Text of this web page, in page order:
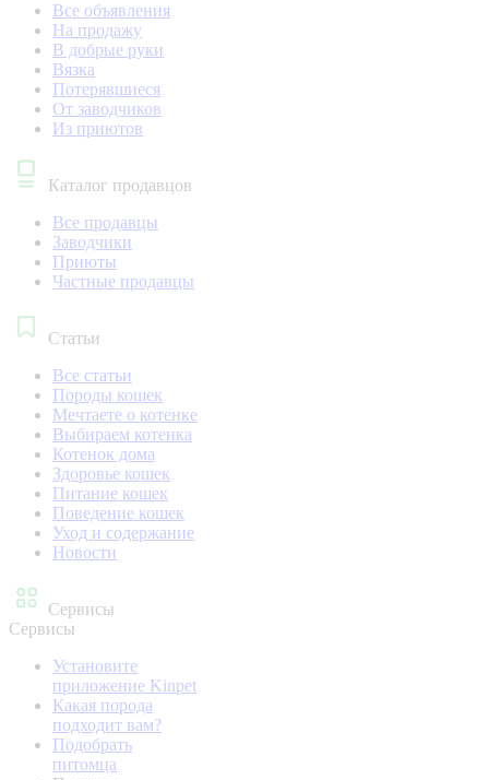
Все объявления
На продажу
В добрые руки
Вязка
Потерявшиеся
От заводчиков
Из приютов
Каталог продавцов
Все продавцы
Заводчики
Приюты
Частные продавцы
Статьи
Все статьи
Породы кошек
Мечтаете о котенке
Выбираем котенка
Котенок дома
Здоровье кошек
Питание кошек
Поведение кошек
Уход и содержание
Новости
Сервисы
Сервисы
Установите
приложение Kinpet
Какая порода
подходит вам?
Подобрать
питомца